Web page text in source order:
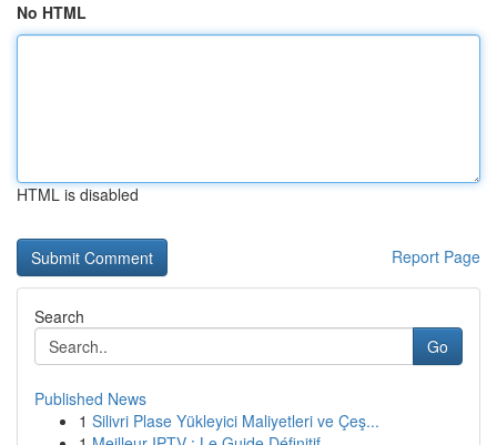
No HTML
HTML is disabled
Report Page
Search
Go
Published News
1 Silivri Plase Yükleyici Maliyetleri ve Çeş...